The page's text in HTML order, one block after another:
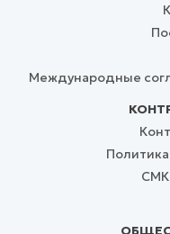
Международные
СМК